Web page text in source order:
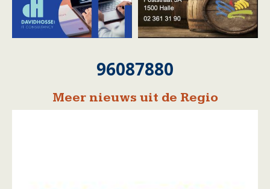
96087880
Meer nieuws uit de Regio